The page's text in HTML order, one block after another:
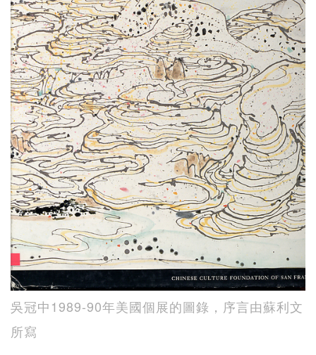
吳冠中1989-90年美國個展的圖錄，序言由蘇利文
所寫